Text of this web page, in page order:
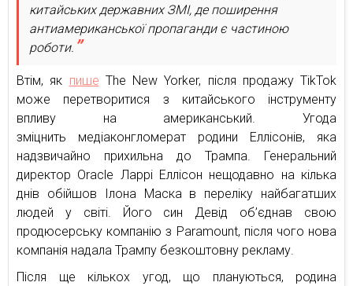
китайських державних ЗМІ, де поширення
антиамериканської пропаганди є частиною
роботи.
Втім, як пише The New Yorker, після продажу TikTok
може перетворитися з китайського інструменту
впливу на американський. Угода
зміцнить медіаконгломерат родини Еллісонів, яка
надзвичайно прихильна до Трампа. Генеральний
директор Oracle Ларрі Еллісон нещодавно на кілька
днів обійшов Ілона Маска в переліку найбагатших
людей у світі. Його син Девід об’єднав свою
продюсерську компанію з Paramount, після чого нова
компанія надала Трампу безкоштовну рекламу.
Після ще кількох угод, що плануються, родина